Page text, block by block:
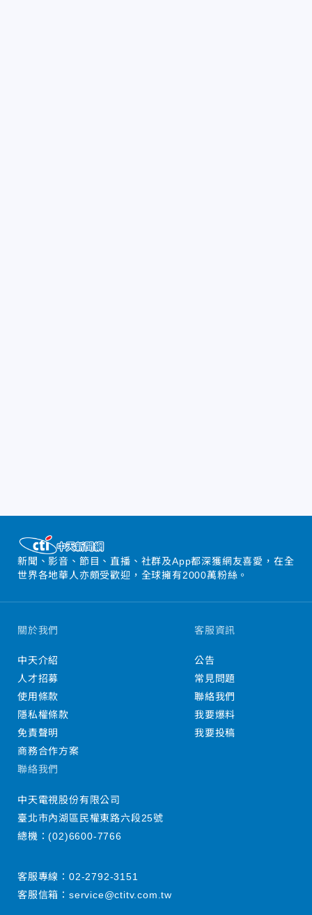
新聞、影音、節目、直播、社群及App都深獲網友喜愛，在全
世界各地華人亦頗受歡迎，全球擁有2000萬粉絲。
關於我們
中天介紹
人才招募
使用條款
隱私權條款
免責聲明
商務合作方案
客服資訊
公告
常見問題
聯絡我們
我要爆料
我要投稿
聯絡我們
中天電視股份有限公司
臺北市內湖區民權東路六段25號
總機：(02)6600-7766
客服專線： 02-2792-3151
客服信箱： service@ctitv.com.tw